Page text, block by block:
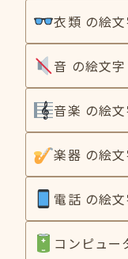
衣類 の絵
音 の絵文
音楽 の絵
楽器 の絵
電話 の絵
コンピュー